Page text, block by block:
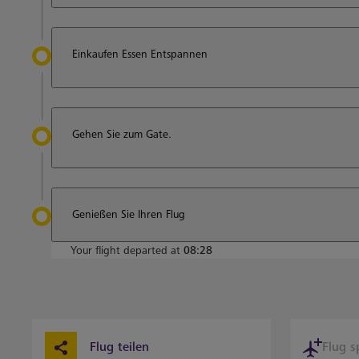
Einkaufen Essen Entspannen
Gehen Sie zum Gate.
Genießen Sie Ihren Flug
Your flight departed at 08:28
Flug teilen Flug